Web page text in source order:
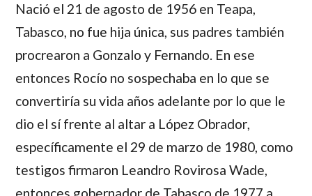
Nació el 21 de agosto de 1956 en Teapa,
Tabasco, no fue hija única, sus padres también
procrearon a Gonzalo y Fernando. En ese
entonces Rocío no sospechaba en lo que se
convertiría su vida años adelante por lo que le
dio el sí frente al altar a López Obrador,
específicamente el 29 de marzo de 1980, como
testigos firmaron Leandro Rovirosa Wade,